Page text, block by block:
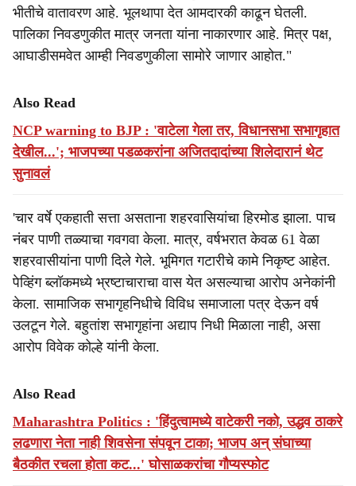
भीतीचे वातावरण आहे. भूलथापा देत आमदारकी काढून घेतली.
पालिका निवडणुकीत मात्र जनता यांना नाकारणार आहे. मित्र पक्ष,
आघाडीसमवेत आम्ही निवडणुकीला सामोरे जाणार आहोत."
Also Read
NCP warning to BJP : 'वाटेला गेला तर, विधानसभा सभागृहात
देखील...'; भाजपच्या पडळकरांना अजितदादांच्या शिलेदारानं थेट
सुनावलं
'चार वर्षे एकहाती सत्ता असताना शहरवासियांचा हिरमोड झाला. पाच
नंबर पाणी तळ्याचा गवगवा केला. मात्र, वर्षभरात केवळ 61 वेळा
शहरवासीयांना पाणी दिले गेले. भूमिगत गटारीचे कामे निकृष्ट आहेत.
पेव्हिंग ब्लॉकमध्ये भ्रष्टाचाराचा वास येत असल्याचा आरोप अनेकांनी
केला. सामाजिक सभागृहनिधीचे विविध समाजाला पत्र देऊन वर्ष
उलटून गेले. बहुतांश सभागृहांना अद्याप निधी मिळाला नाही, असा
आरोप विवेक कोल्हे यांनी केला.
Also Read
Maharashtra Politics : 'हिंदुत्वामध्ये वाटेकरी नको, उद्धव ठाकरे
लढणारा नेता नाही शिवसेना संपवून टाका; भाजप अन् संघाच्या
बैठकीत रचला होता कट...' घोसाळकरांचा गौप्यस्फोट